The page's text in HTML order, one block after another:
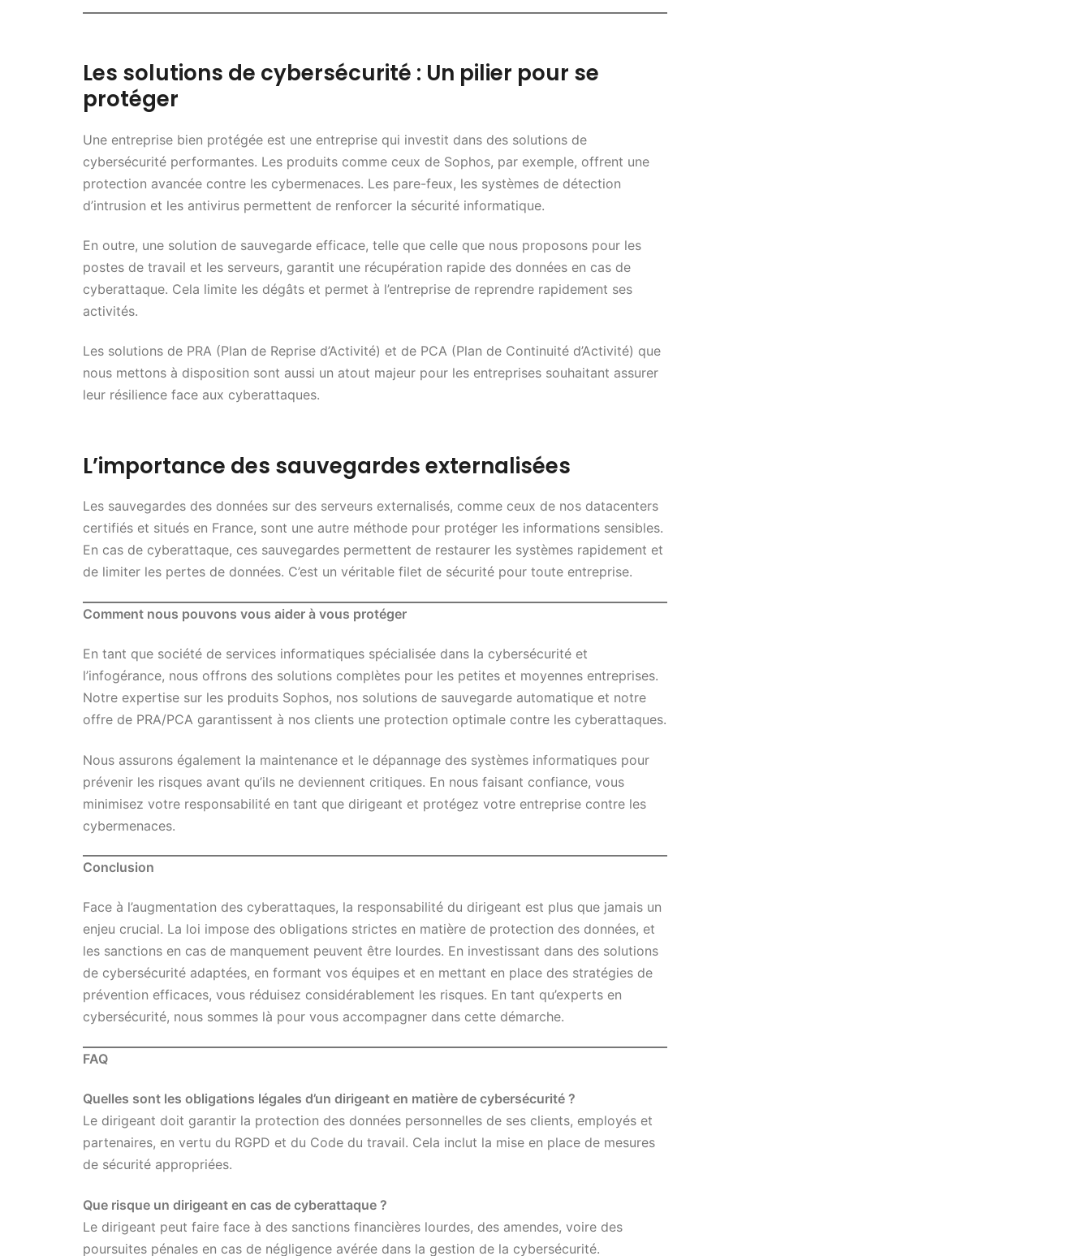
Les solutions de cybersécurité : Un pilier pour se
protéger
Une entreprise bien protégée est une entreprise qui investit dans des solutions de
cybersécurité performantes. Les produits comme ceux de Sophos, par exemple, offrent une
protection avancée contre les cybermenaces. Les pare-feux, les systèmes de détection
d’intrusion et les antivirus permettent de renforcer la sécurité informatique.
En outre, une solution de sauvegarde efficace, telle que celle que nous proposons pour les
postes de travail et les serveurs, garantit une récupération rapide des données en cas de
cyberattaque. Cela limite les dégâts et permet à l’entreprise de reprendre rapidement ses
activités.
Les solutions de PRA (Plan de Reprise d’Activité) et de PCA (Plan de Continuité d’Activité) que
nous mettons à disposition sont aussi un atout majeur pour les entreprises souhaitant assurer
leur résilience face aux cyberattaques.
L’importance des sauvegardes externalisées
Les sauvegardes des données sur des serveurs externalisés, comme ceux de nos datacenters
certifiés et situés en France, sont une autre méthode pour protéger les informations sensibles.
En cas de cyberattaque, ces sauvegardes permettent de restaurer les systèmes rapidement et
de limiter les pertes de données. C’est un véritable filet de sécurité pour toute entreprise.
Comment nous pouvons vous aider à vous protéger
En tant que société de services informatiques spécialisée dans la cybersécurité et
l’infogérance, nous offrons des solutions complètes pour les petites et moyennes entreprises.
Notre expertise sur les produits Sophos, nos solutions de sauvegarde automatique et notre
offre de PRA/PCA garantissent à nos clients une protection optimale contre les cyberattaques.
Nous assurons également la maintenance et le dépannage des systèmes informatiques pour
prévenir les risques avant qu’ils ne deviennent critiques. En nous faisant confiance, vous
minimisez votre responsabilité en tant que dirigeant et protégez votre entreprise contre les
cybermenaces.
Conclusion
Face à l’augmentation des cyberattaques, la responsabilité du dirigeant est plus que jamais un
enjeu crucial. La loi impose des obligations strictes en matière de protection des données, et
les sanctions en cas de manquement peuvent être lourdes. En investissant dans des solutions
de cybersécurité adaptées, en formant vos équipes et en mettant en place des stratégies de
prévention efficaces, vous réduisez considérablement les risques. En tant qu’experts en
cybersécurité, nous sommes là pour vous accompagner dans cette démarche.
FAQ
Quelles sont les obligations légales d’un dirigeant en matière de cybersécurité ?
Le dirigeant doit garantir la protection des données personnelles de ses clients, employés et
partenaires, en vertu du RGPD et du Code du travail. Cela inclut la mise en place de mesures
de sécurité appropriées.
Que risque un dirigeant en cas de cyberattaque ?
Le dirigeant peut faire face à des sanctions financières lourdes, des amendes, voire des
poursuites pénales en cas de négligence avérée dans la gestion de la cybersécurité.